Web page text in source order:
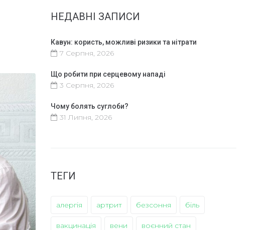
НЕДАВНІ ЗАПИСИ
Кавун: користь, можливі ризики та нітрати
7 Серпня, 2026
Що робити при серцевому нападі
3 Серпня, 2026
Чому болять суглоби?
31 Липня, 2026
ТЕГИ
алергія артрит безсоння біль
вакцинація вени воєнний стан